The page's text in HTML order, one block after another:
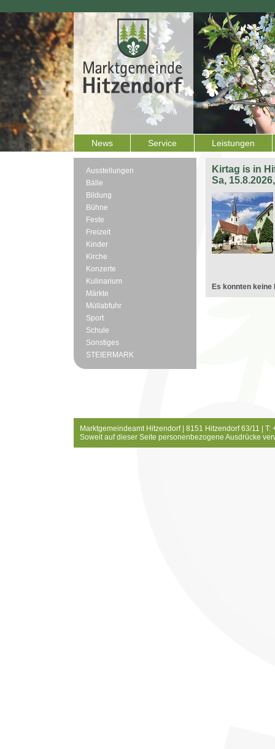
News Service Leistungen
Ausstellungen
Bälle
Bildung
Bühne
Feste
Freizeit
Kinder
Kirche
Konzerte
Kulinarium
Märkte
Müllabfuhr
Sport
Schule
Sonstiges
STEIERMARK
Kirtag is in
Sa,
Es konnten keine
Marktgemeindeamt Hitzendorf | 8151 Hitzendorf 63/11 |
Soweit auf dieser Seite personenbezogene Ausdrücke